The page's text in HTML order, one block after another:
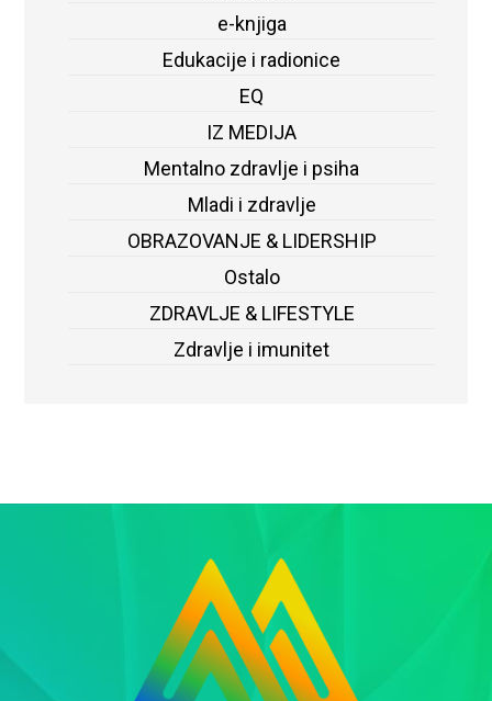
e-knjiga
Edukacije i radionice
EQ
IZ MEDIJA
Mentalno zdravlje i psiha
Mladi i zdravlje
OBRAZOVANJE & LIDERSHIP
Ostalo
ZDRAVLJE & LIFESTYLE
Zdravlje i imunitet